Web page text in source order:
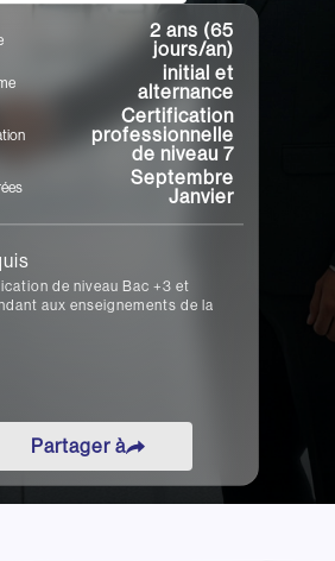
2 ans (65
jours/an)
initial et
alternance
Certification
professionnelle
de niveau 7
Septembre
Janvier
de niveau Bac +3 et
aux enseignements de la
Partager à